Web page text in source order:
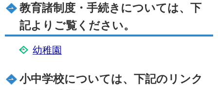
教育諸制度・手続きについては、下
記よりご覧ください。
幼稚園
小中学校については、下記のリンク